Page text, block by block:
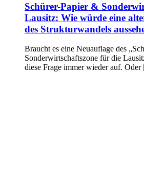
Schürer-Papier &
Lausitz: Wie würde eine
des Strukturwandels
Braucht es eine Neuauflage des
Sonderwirtschaftszone für die
diese Frage immer wieder auf. Oder